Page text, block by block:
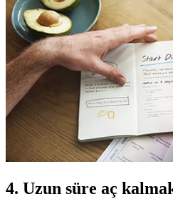
4. Uzun süre aç